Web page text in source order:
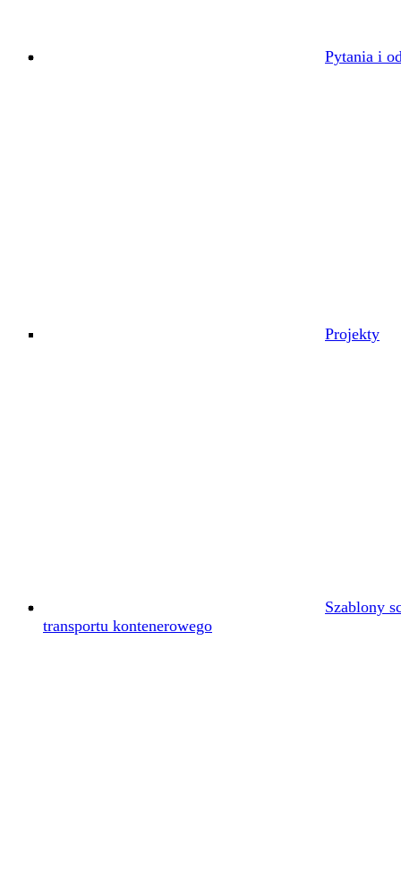
Pytania i
Projekty
Szablony
transportu kontenerowego